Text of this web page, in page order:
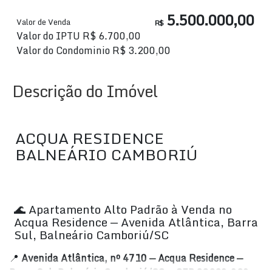
R$5.500.000,00
Valor de Venda
Valor do IPTU R$6.700,00
Valor do CondominioR$3.200,00
Descrição do Imóvel
ACQUA RESIDENCE
BALNEÁRIO CAMBORIÚ
🌊 Apartamento Alto Padrão à Venda no
Acqua Residence — Avenida Atlântica, Barra
Sul, Balneário Camboriú/SC
📍 Avenida Atlântica, nº 4710 — Acqua Residence —